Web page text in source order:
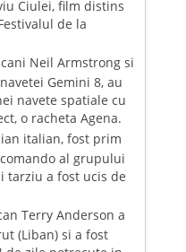
Ciulei, film distins
de la
Neil Armstrong si
Gemini 8, au
navete spatiale cu
o racheta Agena.
italian, fost prim
al grupului
tarziu a fost ucis de
Terry Anderson a
(Liban) si a fost